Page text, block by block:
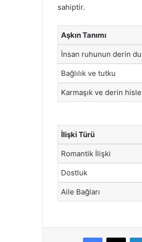
sahiptir.
Aşkın Tanımı
İnsan ruhunun derin
Bağlılık ve tutku
Karmaşık ve derin
İlişki Türü
Romantik İlişki
Dostluk
Aile Bağları
Facebook
X